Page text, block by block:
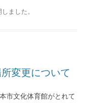
しました 。
変更について
市文化体育館がとれて